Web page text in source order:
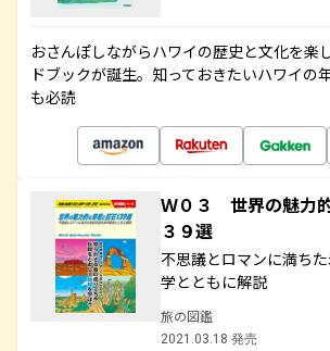
おさんぽしながらハワイの歴史と文化を楽
ドブックが誕生。知っておきたいハワイの
も必読
Ｗ０３ 世界の魅力
３９選
不思議とロマンに満ち
学とともに解説
旅の図鑑
2021.03.18 発売